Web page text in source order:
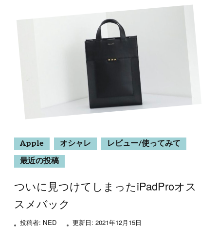
Apple オシャレ
レビュー/使ってみて
最近の投稿
ついに見つけてしまったiPadProオス
スメバック
投稿者: NED 更新日: 2021年12月15日